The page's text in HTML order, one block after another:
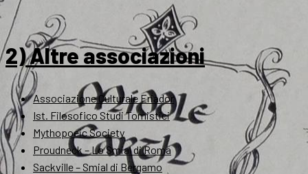
2) Altre associazioni
Associazione Culturale Eriador
Ist. Filosofico Studi Tomistici
Mythopoeic Society
Proudneck – Lo Smial di Roma
Sackville – Smial di Bergamo